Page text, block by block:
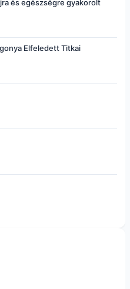
és egészségre gyakorolt
Elfeledett Titkai